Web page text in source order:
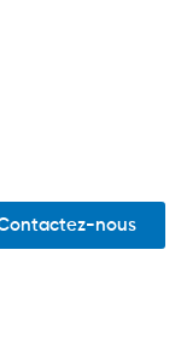
nous